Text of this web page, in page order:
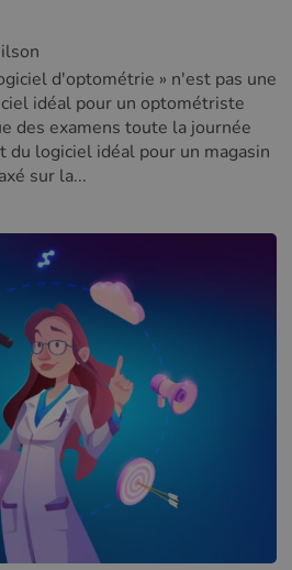
d'optométrie » n'est pas une
idéal pour un optométriste
des examens toute la journée
logiciel idéal pour un magasin
sur la...